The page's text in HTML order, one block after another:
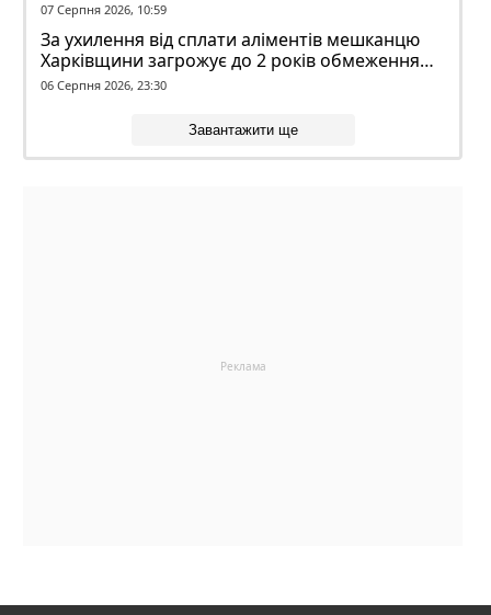
07 Серпня 2026, 10:59
За ухилення від сплати аліментів мешканцю
Харківщини загрожує до 2 років обмеження
волі
06 Серпня 2026, 23:30
Завантажити ще